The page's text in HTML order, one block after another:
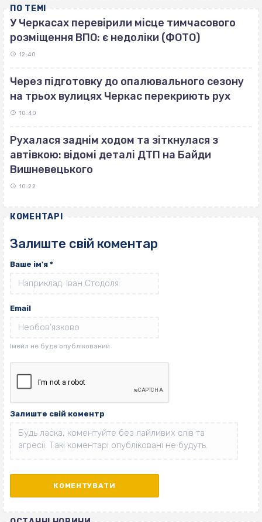
ПО ТЕМІ
У Черкасах перевірили місце тимчасового
розміщення ВПО: є недоліки (ФОТО)
12:40
Через підготовку до опалювального сезону
на трьох вулицях Черкас перекриють рух
10:40
Рухалася заднім ходом та зіткнулася з
автівкою: відомі деталі ДТП на Байди
Вишневецького
10:22
КОМЕНТАРІ
Залиште свій коментар
Ваше ім'я *
Email
Залиште свій коментр